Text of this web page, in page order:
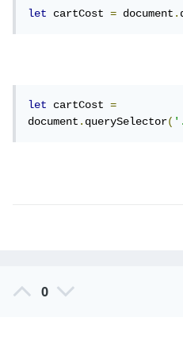
let cartCost = document.
let cartCost =
document.querySelector(
0